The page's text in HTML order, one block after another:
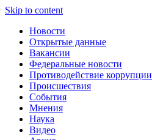
Skip to content
Новости
Открытые данные
Вакансии
Федеральные новости
Противодействие коррупции
Происшествия
События
Мнения
Наука
Видео